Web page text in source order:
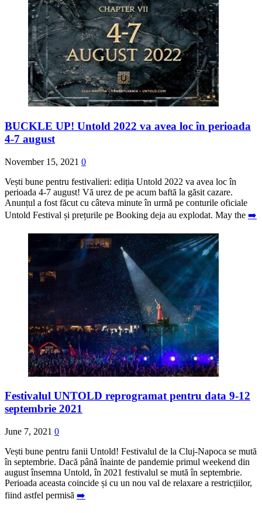
BUCKLE UP! Untold 2022 va avea loc în perioada
4-7 august
November 15, 2021 0
Vești bune pentru festivalieri: ediția Untold 2022 va avea loc în
perioada 4-7 august! Vă urez de pe acum baftă la găsit cazare.
Anunțul a fost făcut cu câteva minute în urmă pe conturile oficiale
Untold Festival și prețurile pe Booking deja au explodat. May the ➡️
Festivalul UNTOLD reprogramat pentru data 9-12
septembrie 2021
June 7, 2021 0
Vești bune pentru fanii Untold! Festivalul de la Cluj-Napoca se mută
în septembrie. Dacă până înainte de pandemie primul weekend din
august însemna Untold, în 2021 festivalul se mută în septembrie.
Perioada aceasta coincide și cu un nou val de relaxare a restricțiilor,
fiind astfel permisă ➡️